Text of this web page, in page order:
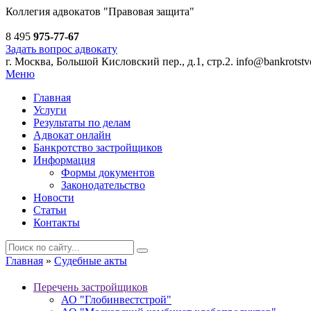
Коллегия адвокатов "Правовая защита"
8 495 975-77-67
Задать вопрос адвокату
г. Москва, Большой Кисловский пер., д.1, стр.2.
Меню
Главная
Услуги
Результаты по делам
Адвокат онлайн
Банкротство застройщиков
Информация
Формы документов
Законодательство
Новости
Статьи
Контакты
Главная » Судебные акты
Перечень застройщиков
АО "Глобинвестстрой"